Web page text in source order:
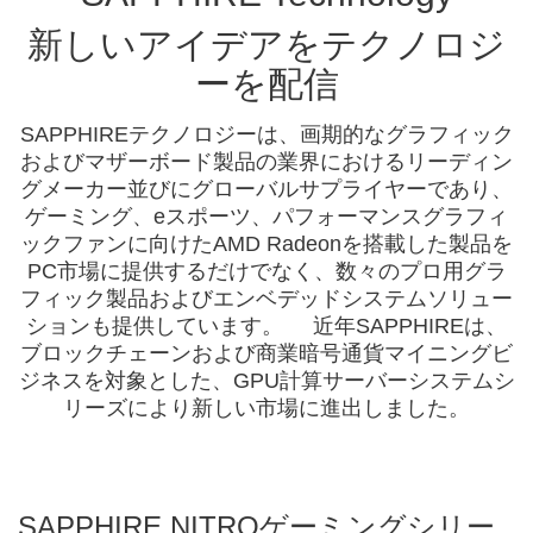
新しいアイデアをテクノロジ
ーを配信
SAPPHIREテクノロジーは、画期的なグラフィック
およびマザーボード製品の業界におけるリーディン
グメーカー並びにグローバルサプライヤーであり、
ゲーミング、eスポーツ、パフォーマンスグラフィ
ックファンに向けたAMD Radeonを搭載した製品を
PC市場に提供するだけでなく、数々のプロ用グラ
フィック製品およびエンベデッドシステムソリュー
ションも提供しています。 近年SAPPHIREは、
ブロックチェーンおよび商業暗号通貨マイニングビ
ジネスを対象とした、GPU計算サーバーシステムシ
リーズにより新しい市場に進出しました。
SAPPHIRE NITROゲーミングシリー